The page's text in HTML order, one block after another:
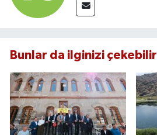
Bunlar da ilginizi çekebilir